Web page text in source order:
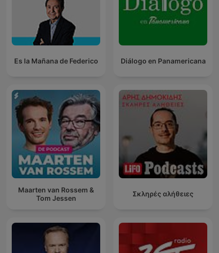
Es la Mañana de Federico Diálogo en Panamericana
Maarten van Rossem &
Tom Jessen
Σκληρές αλήθειες